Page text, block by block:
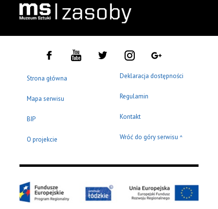
Strona główna
Mapa serwisu
BIP
O projekcie
Deklaracja dostępności
Regulamin
Kontakt
Wróć do góry serwisu ^